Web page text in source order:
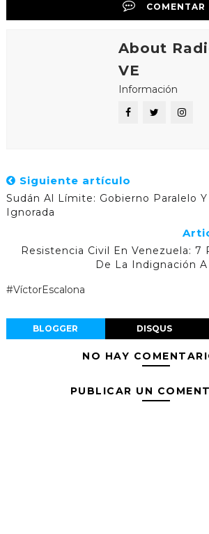
COMENTAR
About
VE
Información
Siguiente artículo
Sudán Al Límite: Gobierno Paralelo
Ignorada
Resistencia Civil En Venezuela: 7
De La Indignación
#VíctorEscalona
BLOGGER DISQUS
NO HAY
PUBLICAR UN